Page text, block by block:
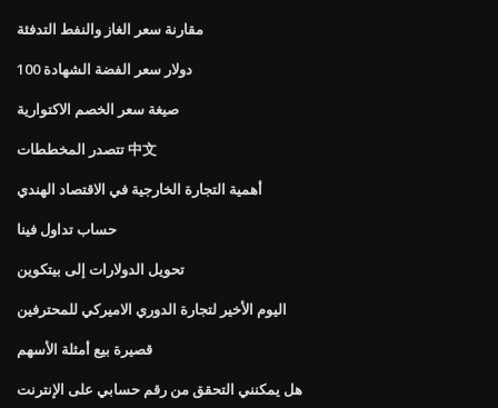
مقارنة سعر الغاز والنفط التدفئة
100 دولار سعر الفضة الشهادة
صيغة سعر الخصم الاكتوارية
تتصدر المخططات 中文
أهمية التجارة الخارجية في الاقتصاد الهندي
حساب تداول فينا
تحويل الدولارات إلى بيتكوين
اليوم الأخير لتجارة الدوري الاميركي للمحترفين
قصيرة بيع أمثلة الأسهم
هل يمكنني التحقق من رقم حسابي على الإنترنت